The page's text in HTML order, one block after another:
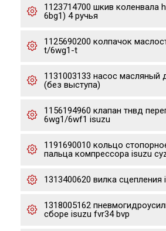
1123714700 шкив коленвала
6bg1) 4 ручья
1125690200 колпачок
t/6wg1-t
1131003133 насос масляный
(без выступа)
1156194960 клапан тнвд
6wg1/6wf1 isuzu
1191690010 кольцо
пальца компрессора isuzu
1313400620 вилка
1318005162
сборе isuzu fvr34 bvp